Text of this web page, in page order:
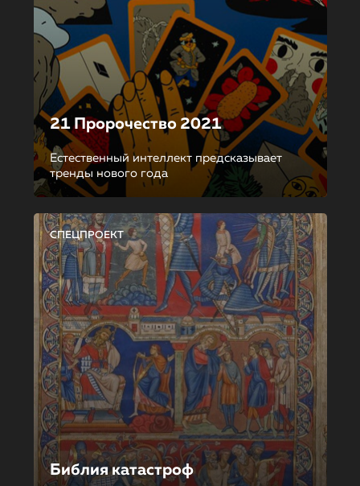
21 Пророчество 2021
Естественный интеллект предсказывает
тренды нового года
СПЕЦПРОЕКТ
Библия катастроф